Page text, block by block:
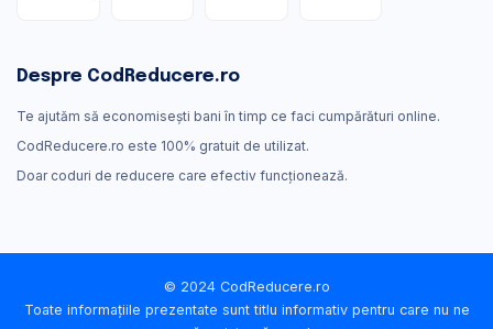
Despre CodReducere.ro
Te ajutăm să economisești bani în timp ce faci cumpărături online.
CodReducere.ro este 100% gratuit de utilizat.
Doar coduri de reducere care efectiv funcţionează.
© 2024 CodReducere.ro
Toate informațiile prezentate sunt titlu informativ pentru care nu ne